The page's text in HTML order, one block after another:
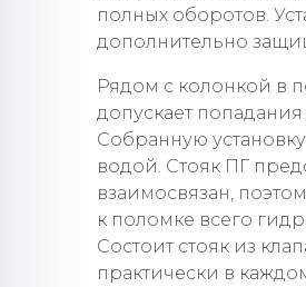
полных оборотов.
дополнительно
Рядом с колонкой в
допускает
Собранную
водой. Стояк ПГ
взаимосвязан,
к поломке всего
Состоит стояк из
практически в